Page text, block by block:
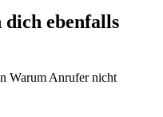
dich ebenfalls